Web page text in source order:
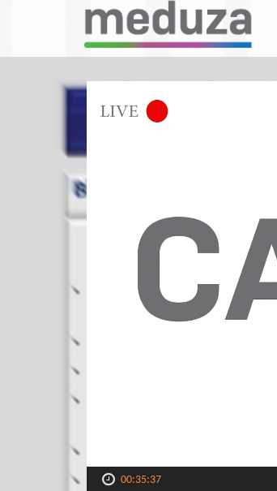
00:35:37